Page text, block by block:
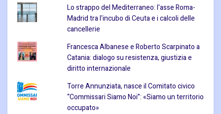
Lo strappo del Mediterraneo: l'asse Roma-
Madrid tra l'incubo di Ceuta e i calcoli delle
cancellerie
Francesca Albanese e Roberto Scarpinato a
Catania: dialogo su resistenza, giustizia e
diritto internazionale
Torre Annunziata, nasce il Comitato civico
“Commissari Siamo Noi”: «Siamo un territorio
occupato»